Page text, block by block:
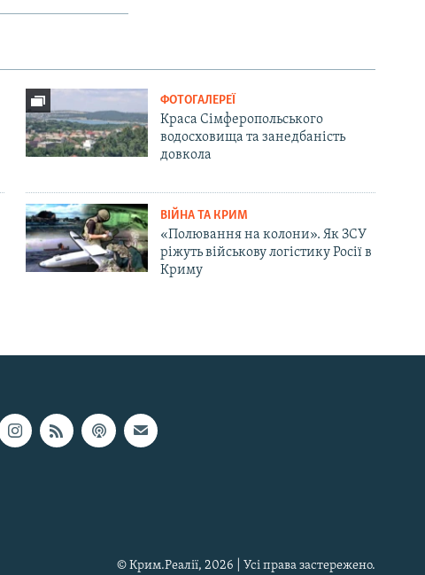
ФОТОГАЛЕРЕЇ
Краса Сімферопольського
водосховища та занедбаність
довкола
ВІЙНА ТА КРИМ
«Полювання на колони». Як ЗСУ
ріжуть військову логістику Росії в
Криму
© Крим.Реалії, 2026 | Усі права застережено.